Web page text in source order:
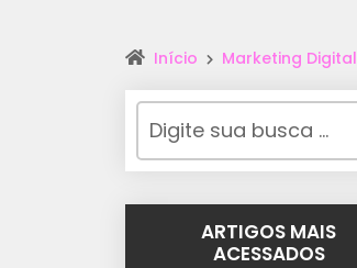
Início Marketing Digital
ARTIGOS MAIS
ACESSADOS